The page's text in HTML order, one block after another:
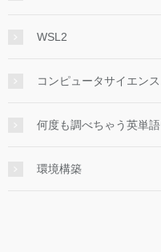
WSL2
コンピュータサイエンス
何度も調べちゃう英単語
環境構築